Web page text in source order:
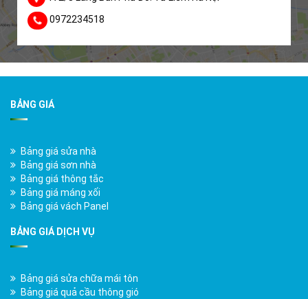
0972234518
BẢNG GIÁ
Bảng giá sửa nhà
Bảng giá sơn nhà
Bảng giá thông tắc
Bảng giá máng xối
Bảng giá vách Panel
BẢNG GIÁ DỊCH VỤ
Bảng giá sửa chữa mái tôn
Bảng giá quả cầu thông gió